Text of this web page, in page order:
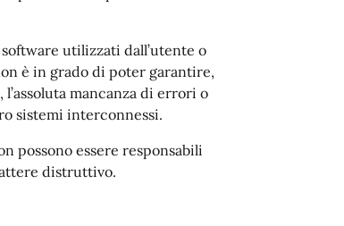
utilizzati dall’utente o
è in grado di poter garantire,
mancanza di errori o
sistemi interconnessi.
possono essere responsabili
distruttivo.